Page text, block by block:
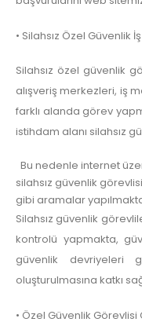
• Silahsız Özel Güvenlik
Silahsız özel güvenlik
alışveriş merkezleri, iş
farklı alanda görev
istihdam alanı silahsız
Bu nedenle internet
silahsız güvenlik
gibi aramalar
Silahsız güvenlik
kontrolü yapmakta,
güvenlik devriyeleri
oluşturulmasına katkı
• Özel Güvenlik